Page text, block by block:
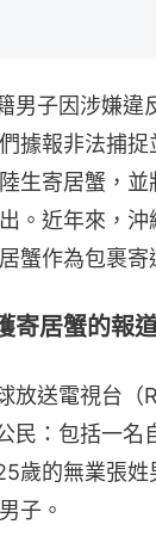
男子因涉嫌違
據報非法捕
生寄居蟹，
。近年來，沖
蟹作為包裹寄
寄居蟹的報
放送電視台（
民：包括一名
歲的無業張姓
子。